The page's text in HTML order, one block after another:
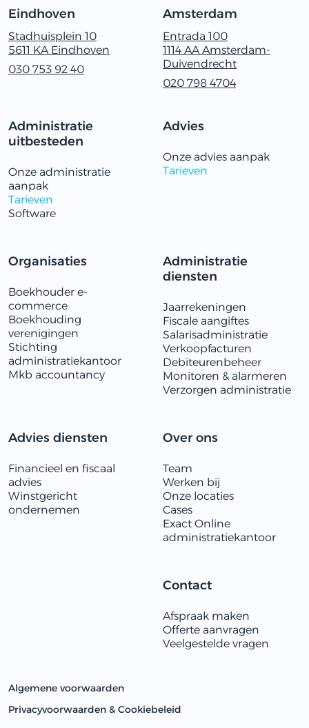
Eindhoven
Stadhuisplein 10
5611 KA Eindhoven
030‭ ‬753‭ ‬92‭ ‬40
Amsterdam
Entrada 100
1114 AA Amsterdam-
Duivendrecht
020 798 4704
Administratie
uitbesteden
Onze administratie
aanpak
Tarieven
Software
Advies
Onze advies aanpak
Tarieven
Organisaties
Boekhouder e-
commerce
Boekhouding
verenigingen
Stichting
administratiekantoor
Mkb accountancy
Administratie
diensten
Jaarrekeningen
Fiscale aangiftes
Salarisadministratie
Verkoopfacturen
Debiteurenbeheer
Monitoren & alarmeren
​​Verzorgen administratie
Advies diensten
Financieel en fiscaal
advies
Winstgericht
ondernemen
Over ons
Team
Werken bij
Onze locaties
Cases
Exact Online
administratiekantoor
Contact
Afspraak maken
Offerte aanvragen
Veelgestelde vragen
Algemene voorwaarden
Privacyvoorwaarden & Cookiebeleid